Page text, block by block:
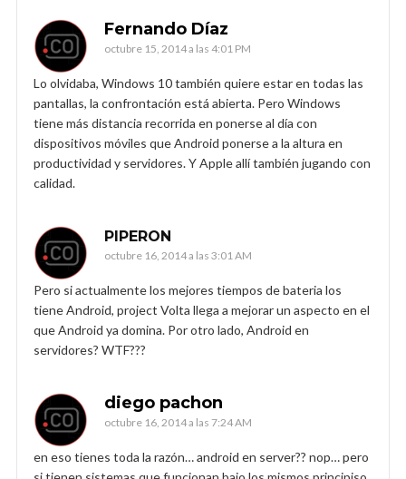
Fernando Díaz
octubre 15, 2014 a las 4:01 PM
Lo olvidaba, Windows 10 también quiere estar en todas las
pantallas, la confrontación está abierta. Pero Windows
tiene más distancia recorrida en ponerse al día con
dispositivos móviles que Android ponerse a la altura en
productividad y servidores. Y Apple allí también jugando con
calidad.
PIPERON
octubre 16, 2014 a las 3:01 AM
Pero si actualmente los mejores tiempos de bateria los
tiene Android, project Volta llega a mejorar un aspecto en el
que Android ya domina. Por otro lado, Android en
servidores? WTF???
diego pachon
octubre 16, 2014 a las 7:24 AM
en eso tienes toda la razón… android en server?? nop… pero